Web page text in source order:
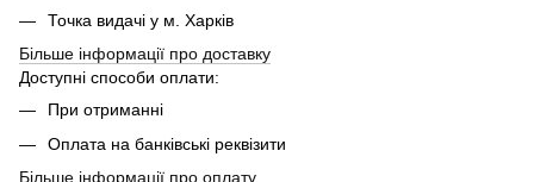
Точка видачі у м. Харків
Більше інформації про доставку
Доступні способи оплати:
При отриманні
Оплата на банківські реквізити
Більше інформації про оплату